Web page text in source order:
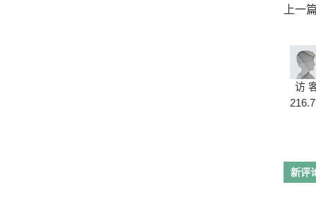
上一
访
新评